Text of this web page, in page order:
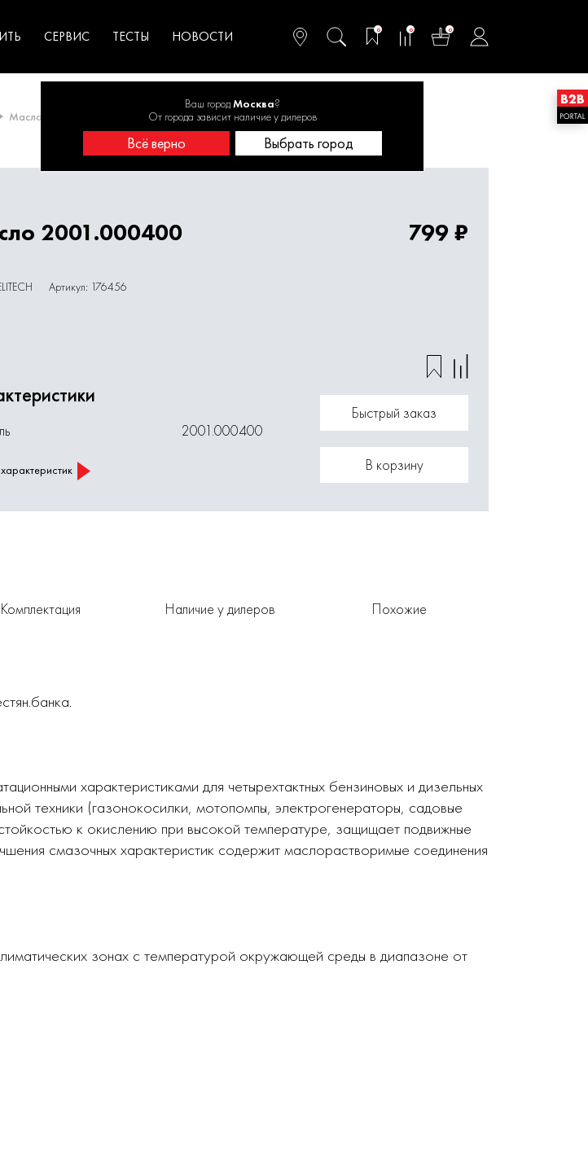
садоводства
СЕРВИС ТЕСТЫ НОВОСТИ 0 0 0
Ваш городМосква?
От города зависит наличие у дилеров
Всё верно Выбрать город
Масло для 4-тактных двигателей Масло 2001.000400
2001.000400
Артикул: 176456
799 ₽
2001.000400
Быстрый заказ
В корзину
Комплектация Наличие у дилеров Похожие
характеристиками для четырехтактных бензиновых и дизельных
техники (газонокосилки, мотопомпы, электрогенераторы, садовые
к окислению при высокой температуре, защищает подвижные
смазочных характеристик содержит маслорастворимые соединения
зонах с температурой окружающей среды в диапазоне от